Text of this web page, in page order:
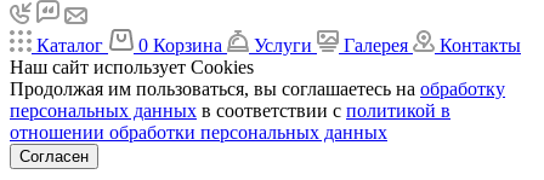
Каталог 0 Корзина Услуги Галерея
Контакты
Наш сайт использует Cookies
Продолжая им пользоваться, вы соглашаетесь на обработку
персональных данных в соответствии с политикой в
отношении обработки персональных данных
Согласен